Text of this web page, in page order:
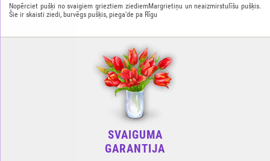
Nopērciet pušķi no svaigiem grieztiem ziediemMargrietiņu un neaizmirstulīšu pušķis.
Šie ir skaisti ziedi, burvēgs pušķis, piega'de pa Rīgu
SVAIGUMA
GARANTIJA